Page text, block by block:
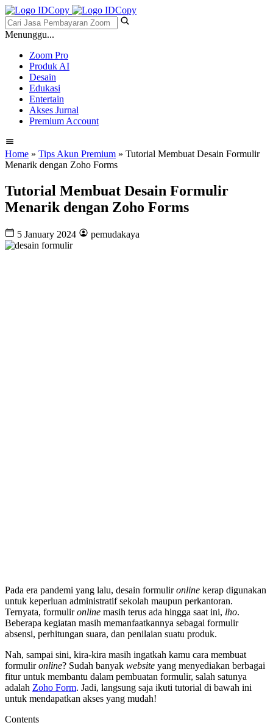
Menunggu...
Zoom Pro
Produk AI
Desain
Edukasi
Entertain
Akses Jurnal
Premium Account
Home » Tips Akun Premium » Tutorial Membuat Desain Formulir
Menarik dengan Zoho Forms
Tutorial Membuat Desain Formulir
Menarik dengan Zoho Forms
5 January 2024 pemudakaya
Pada era pandemi yang lalu, desain formulironline kerap digunakan
untuk keperluan administratif sekolah maupun perkantoran.
Ternyata, formulironline masih terus ada hingga saat ini, lho.
Beberapa kegiatan masih memanfaatkannya sebagai formulir
absensi, perhitungan suara, dan penilaian suatu produk.
Nah, sampai sini, kira-kira masih ingatkah kamu cara membuat
formulironline? Sudah banyak website yang menyediakan berbagai
fitur untuk membantu dalam pembuatan formulir, salah satunya
adalah Zoho Form. Jadi, langsung saja ikuti tutorial di bawah ini
untuk mendapatkan akses yang mudah!
Contents